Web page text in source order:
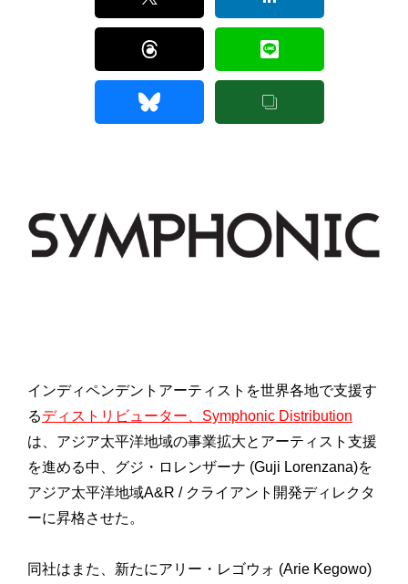
インディペンデントアーティストを世界各地で支援す
るディストリビューター、Symphonic Distribution
は、アジア太平洋地域の事業拡大とアーティスト支援
を進める中、グジ・ロレンザーナ (Guji Lorenzana)を
アジア太平洋地域A&R / クライアント開発ディレクタ
ーに昇格させた。
同社はまた、新たにアリー・レゴウォ (Arie Kegowo)